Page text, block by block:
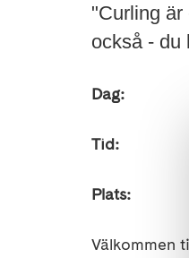
"Curling är
också - du
Dag:
Tid:
Plats:
Välkommen